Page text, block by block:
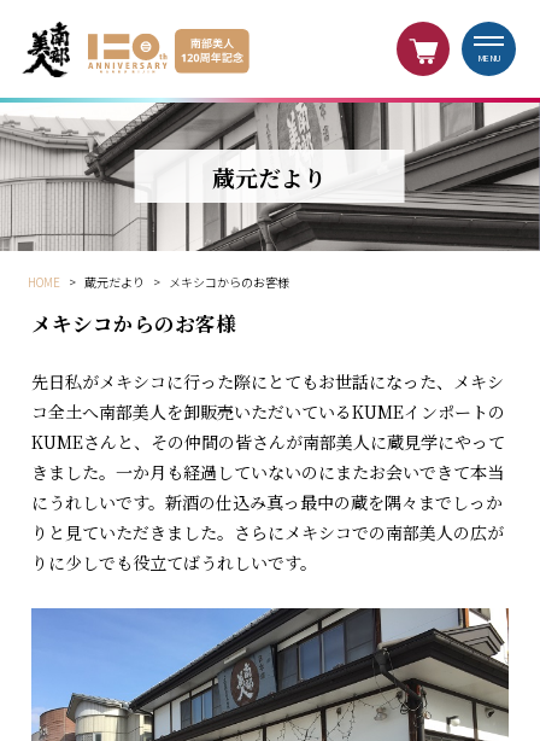
MENU
蔵元だより
HOME > 蔵元だより > メキシコからのお客様
メキシコからのお客様
先日私がメキシコに行った際にとてもお世話になった、メキシ
コ全土へ南部美人を卸販売いただいているKUMEインポートの
KUMEさんと、その仲間の皆さんが南部美人に蔵見学にやって
きました。一か月も経過していないのにまたお会いできて本当
にうれしいです。新酒の仕込み真っ最中の蔵を隅々までしっか
りと見ていただきました。さらにメキシコでの南部美人の広が
りに少しでも役立てばうれしいです。